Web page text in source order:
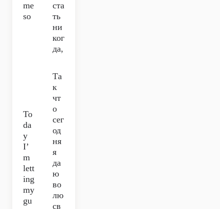
me
so
ста
ть
ни
ког
да,
To
da
y
I’
m
lett
ing
my
gu
Та
к
чт
о
сег
од
ня
я
да
ю
во
лю
св